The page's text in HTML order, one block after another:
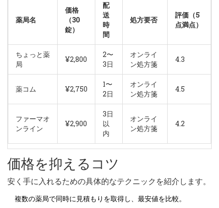
薬局名
価格
（30
錠）
配
送
時
間
処方要否
評価（5
点満点）
ちょっと薬
局
¥2,800
2〜
3日
オンライ
ン処方箋
4.3
薬コム ¥2,750
1〜
2日
オンライ
ン処方箋
4.5
ファーマオ
ンライン
¥2,900
3日
以
内
オンライ
ン処方箋
4.2
価格を抑えるコツ
安く手に入れるための具体的なテクニックを紹介します。
複数の薬局で同時に見積もりを取得し、最安値を比較。